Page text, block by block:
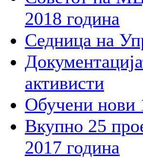
2018 година
Седница на
активисти
Обучени нови
Вкупно 25
2017 година